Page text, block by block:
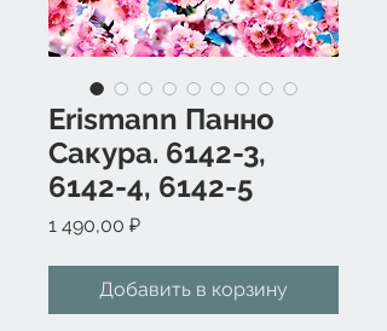
Erismann Панно
Сакура. 6142-3,
6142-4, 6142-5
1 490,00 ₽Цена
Добавить в корзину